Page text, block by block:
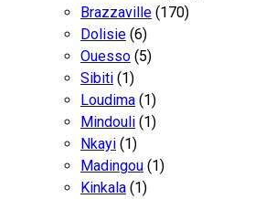
Brazzaville (170)
Dolisie (6)
Ouesso (5)
Sibiti (1)
Loudima (1)
Mindouli (1)
Nkayi (1)
Madingou (1)
Kinkala (1)